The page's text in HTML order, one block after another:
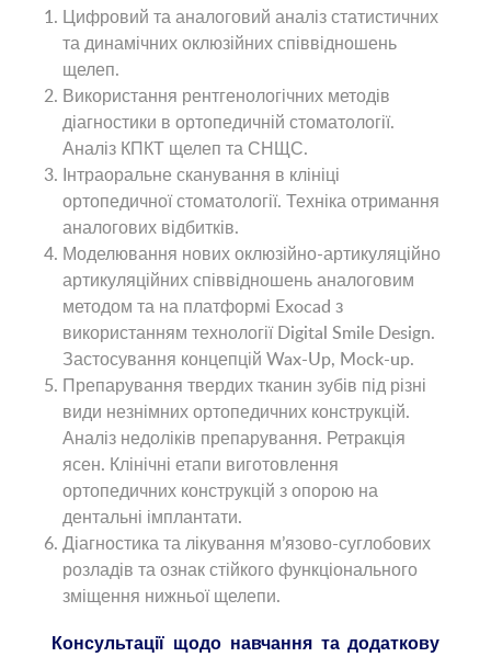
Цифровий та аналоговий аналіз статистичних
та динамічних оклюзійних співвідношень
щелеп.
Використання рентгенологічних методів
діагностики в ортопедичній стоматології.
Аналіз КПКТ щелеп та СНЩС.
Інтраоральне сканування в клініці
ортопедичної стоматології. Техніка отримання
аналогових відбитків.
Моделювання нових оклюзійно-артикуляційно
артикуляційних співвідношень аналоговим
методом та на платформі Exocad з
використанням технології Digital Smile Design.
Застосування концепцій Wax-Up, Mock-up.
Препарування твердих тканин зубів під різні
види незнімних ортопедичних конструкцій.
Аналіз недоліків препарування. Ретракція
ясен. Клінічні етапи виготовлення
ортопедичних конструкцій з опорою на
дентальні імплантати.
Діагностика та лікування м’язово-суглобових
розладів та ознак стійкого функціонального
зміщення нижньої щелепи.
Консультації щодо навчання та додаткову